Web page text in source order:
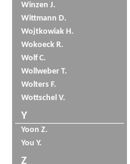
Winzen J.
Wittmann D.
Wojtkowiak H.
Wokoeck R.
Wolf C.
Wollweber T.
Wolters F.
Wottschel V.
Y
Yoon Z.
You Y.
Z